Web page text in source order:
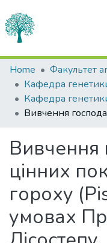
Statistics
Communities &
All of DSpace
Home
Факультет
Вивчення
цінних
гороху
умовах